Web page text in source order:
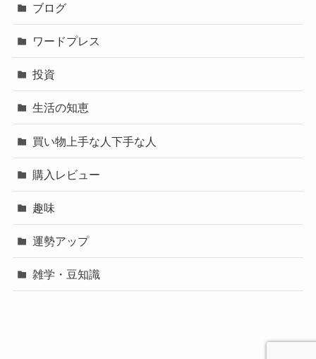
ブログ
ワードプレス
投資
生活の知恵
買い物上手な人下手な人
購入レビュー
趣味
運勢アップ
雑学・豆知識